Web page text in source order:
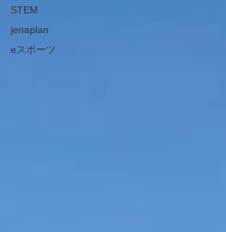
STEM
jenaplan
eスポーツ